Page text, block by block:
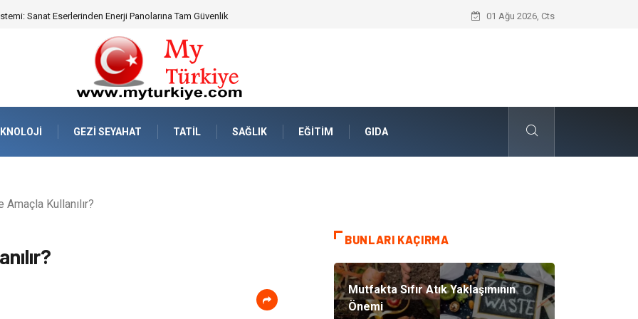
Uyumluluk ve Sürüş Konforu Geleceğin Evleri Nedir?
01 Ağu 2026, Cts
GEZI SEYAHAT TATIL SAĞLIK EĞITIM GIDA
Kullanılır?
BUNLARI KAÇIRMA
Mutfakta Sıfır Atık Yaklaşımının
Önemi